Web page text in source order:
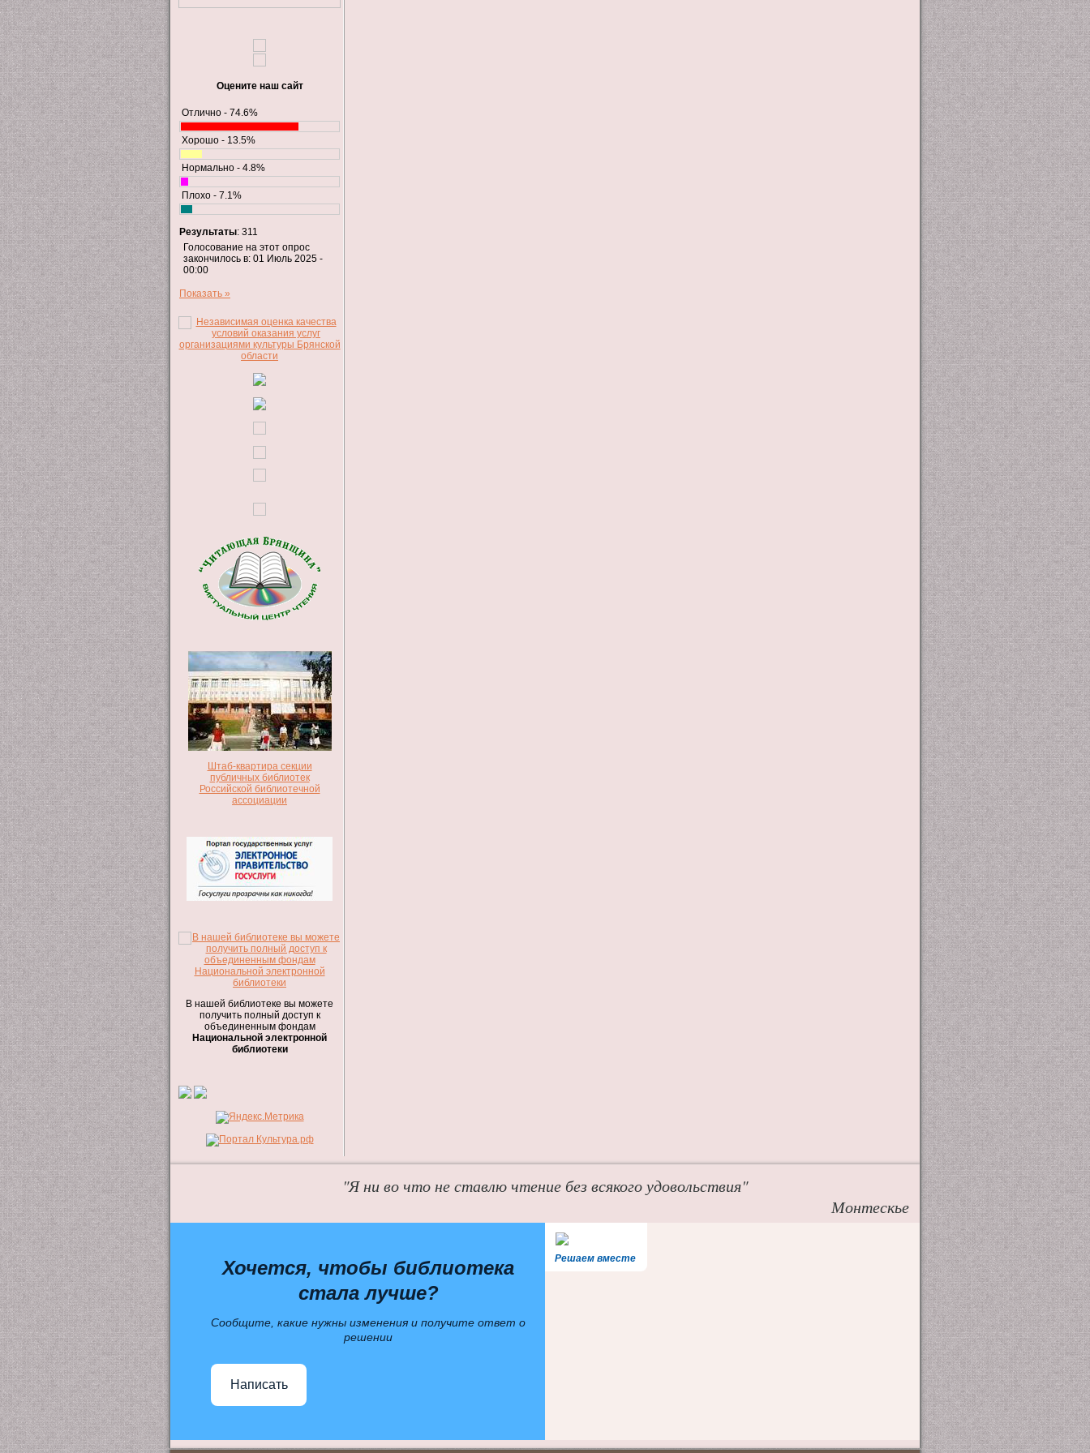
Оцените наш сайт
Отлично - 74.6%
Хорошо - 13.5%
Нормально - 4.8%
Плохо - 7.1%
Результаты: 311
Голосование на этот опрос
закончилось в: 01 Июль 2025 -
00:00
Показать »
Штаб-квартира секции
публичных библиотек
Российской библиотечной
ассоциации
В нашей библиотеке вы можете
получить полный доступ к
объединенным фондам
Национальной электронной
библиотеки
"Я ни во что не ставлю чтение без всякого удовольствия"
Монтескье
Решаем вместе
Хочется, чтобы библиотека
стала лучше?
Сообщите, какие нужны изменения и получите ответ о
решении
Написать